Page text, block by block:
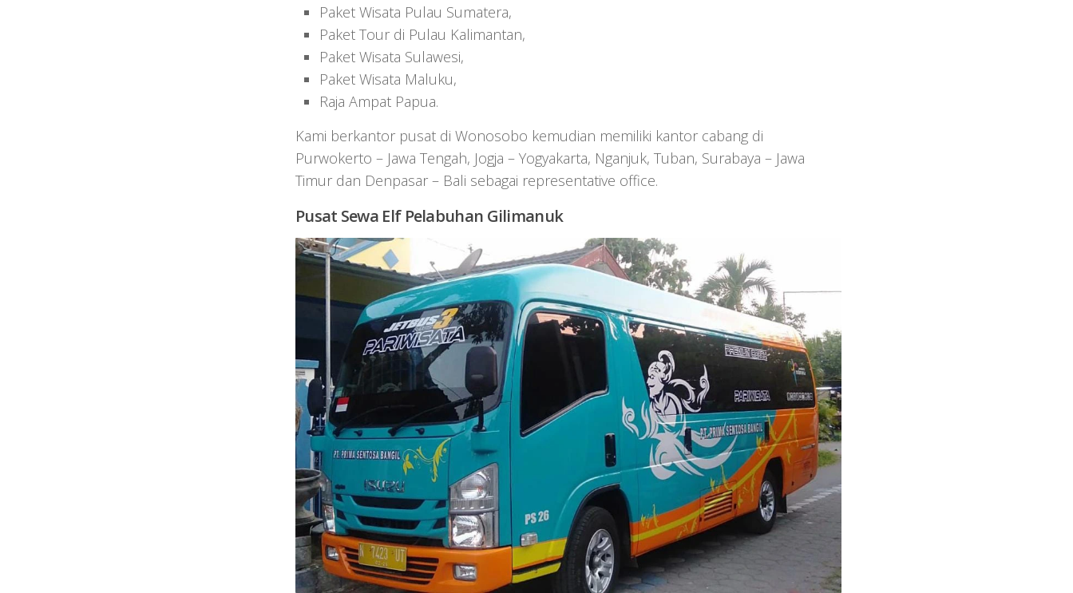
Paket Wisata Pulau Sumatera,
Paket Tour di Pulau Kalimantan,
Paket Wisata Sulawesi,
Paket Wisata Maluku,
Raja Ampat Papua.
Kami berkantor pusat di Wonosobo kemudian memiliki kantor cabang di
Purwokerto – Jawa Tengah, Jogja – Yogyakarta, Nganjuk, Tuban, Surabaya – Jawa
Timur dan Denpasar – Bali sebagai representative office.
Pusat Sewa Elf Pelabuhan Gilimanuk